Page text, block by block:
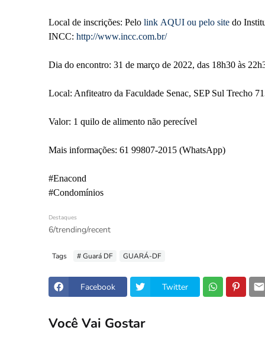
Local de inscrições: Pelo link AQUI ou pelo site do
INCC: http://www.incc.com.br/
Dia do encontro: 31 de março de 2022, das 18h30 às
Local: Anfiteatro da Faculdade Senac, SEP Sul Trecho
Valor: 1 quilo de alimento não perecível
Mais informações: 61 99807-2015 (WhatsApp)
#Enacond
#Condomínios
Destaques
6/trending/recent
Tags # Guará DF GUARÁ-DF
Facebook Twitter
Você Vai Gostar